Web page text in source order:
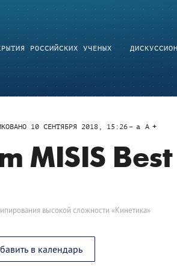
РОССИЙСКИХ УЧЕНЫХ
10 СЕНТЯБРЯ 2018, 15:26 a A
MISIS Best
высокой сложности «Кинетика»
в календарь